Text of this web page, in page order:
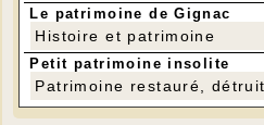
Le patrimoine de Gignac
Histoire et patrimoine
Petit patrimoine insolite
Patrimoine restauré,